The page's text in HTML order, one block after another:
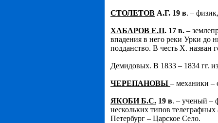
СТОЛЕТОВ А.Г. 19 в. –
ХАБАРОВ Е.П. 17 в. –
впадения в него реки Урки до
подданство. В честь Х. назван
Демидовых. В 1833 – 1834 гг.
ЧЕРЕПАНОВЫ – механики –
ЯКОБИ Б.С. 19 в. – ученый –
нескольких типов
Петербург – Царское Село.